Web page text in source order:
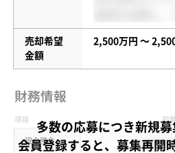
売却希望
金額
2,500万円 〜
多数の応募につき新規募
会員登録すると、募集再開